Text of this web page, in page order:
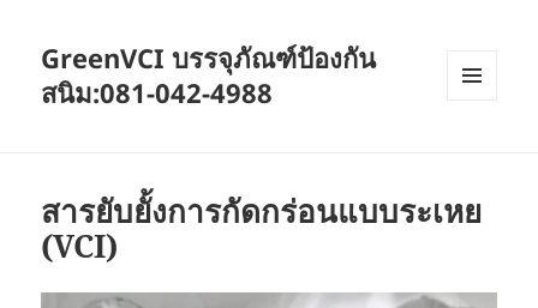
GreenVCI บรรจุภัณฑ์ป้องกัน
สนิม:081-042-4988
สารยับยั้งการกัดกร่อนแบบระเหย
(VCI)